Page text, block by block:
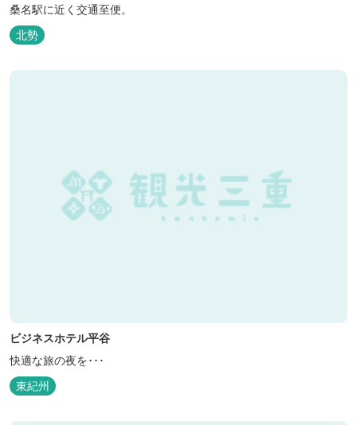
桑名駅に近く交通至便。
北勢
ビジネスホテル平谷
快適な旅の夜を･･･
東紀州